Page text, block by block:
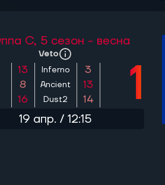
C, 5 сезон - весна
Veto
13 Inferno
3
8
Ancient
13
16
Dust2 14 1
19 апр. / 12:15